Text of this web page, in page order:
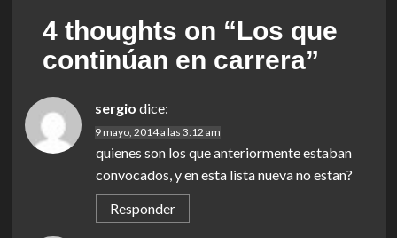
4 thoughts on “Los que
continúan en carrera”
sergio dice:
9 mayo, 2014 a las 3:12 am
quienes son los que anteriormente estaban
convocados, y en esta lista nueva no estan?
Responder